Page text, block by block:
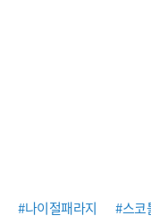
#나이절패라지 #스코